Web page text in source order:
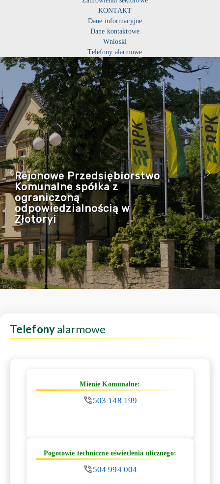
KONTAKT
Dane informacyjne
Dane kontaktowe
Wnioski
Telefony alarmowe
Rejonowe Przedsiębiorstwo
Komunalne spółka z
ograniczoną
odpowiedzialnością w
Złotoryi
Telefonyalarmowe
Mienie Komunalne:
503 148 199
Pogotowie techniczne oświetlenia ulicznego:
504 994 004